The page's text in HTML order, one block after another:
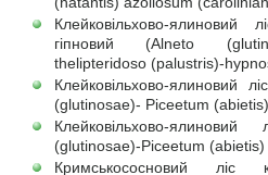
Клейковільхово-ялиновий
гіпновий (Alneto
thelipteridoso (palustris)-
Клейковільхово-ялиновий
(glutinosae)- Piceetum
Клейковільхово-
(glutinosae)-Piceetum
Кримськососновий ліс